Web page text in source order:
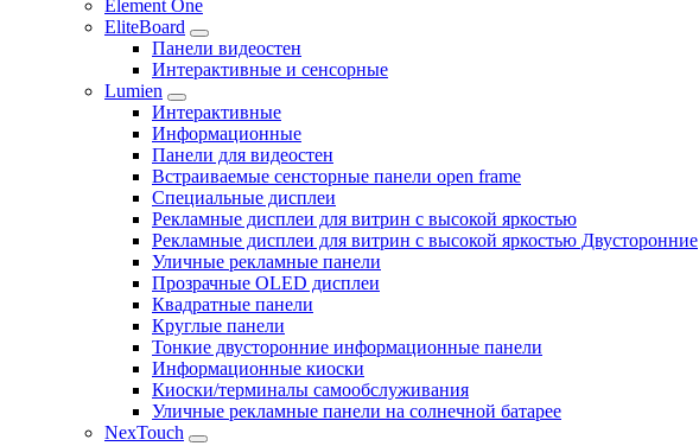
Element One
EliteBoard
Панели видеостен
Интерактивные и сенсорные
Lumien
Интерактивные
Информационные
Панели для видеостен
Встраиваемые сенсторные панели open frame
Специальные дисплеи
Рекламные дисплеи для витрин с высокой яркостью
Рекламные дисплеи для витрин с высокой яркостью Двусторонние
Уличные рекламные панели
Прозрачные OLED дисплеи
Квадратные панели
Круглые панели
Тонкие двусторонние информационные панели
Информационные киоски
Киоски/терминалы самообслуживания
Уличные рекламные панели на солнечной батарее
NexTouch